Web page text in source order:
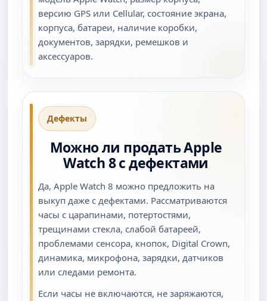
версию GPS или Cellular, состояние экрана,
корпуса, батареи, наличие коробки,
документов, зарядки, ремешков и
аксессуаров.
Дефекты
Можно ли продать Apple
Watch 8 с дефектами
Да, Apple Watch 8 можно предложить на
выкуп даже с дефектами. Рассматриваются
часы с царапинами, потертостями,
трещинами стекла, слабой батареей,
проблемами сенсора, кнопок, Digital Crown,
динамика, микрофона, зарядки, датчиков
или следами ремонта.
Если часы не включаются, не заряжаются,